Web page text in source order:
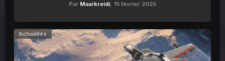
Par Maarkreidi, 15 février 2025
Actualités